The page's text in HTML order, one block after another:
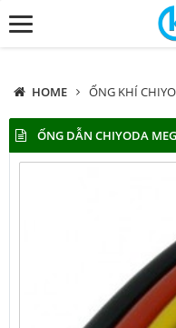
HOME ỐNG KHÍ
ỐNG DẪN CHIYODA